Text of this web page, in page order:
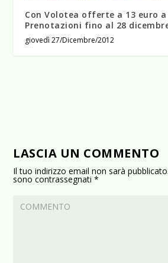
Con Volotea offerte a 13 euro
Prenotazioni fino al 28
giovedì 27/Dicembre/2012
LASCIA UN COMMENTO
Il tuo indirizzo email non sarà pubblicato.
sono contrassegnati*